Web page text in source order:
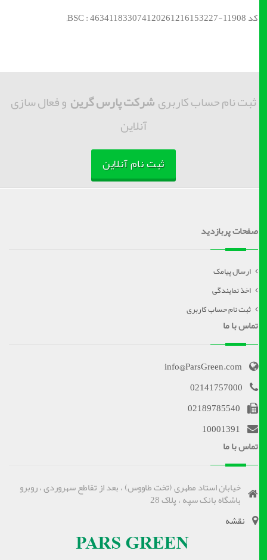
کد BSC : 463411833074120261216153227-11908;
ثبت نام حساب کاربریشرکت پارس گرینو فعال سازی
آنلاین
ثبت نام آنلاین
صفحات پربازدید
ارسال پیامک
اخذ نمایندگی
ثبت نام حساب کاربری
تماس با ما
info@ParsGreen.com
02141757000
02189785540
10001391
تماس با ما
خیابان استاد مطهری (تخت طاووس) ، بعد از تقاطع سهروردی ، روبرو
باشگاه بانک سپه ، پلاک 28
نقشه